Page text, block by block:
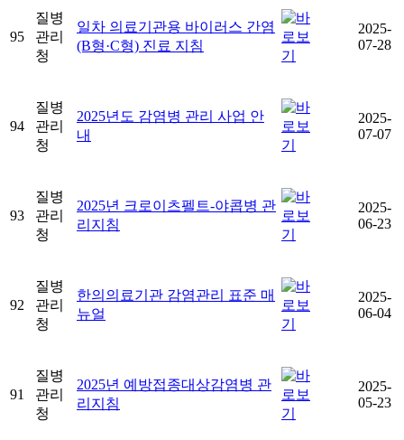
95
질병
관리
청
일차 의료기관용 바이러스 간염
(B형·C형) 진료 지침
2025-
07-28
94
질병
관리
청
2025년도 감염병 관리 사업 안
내
2025-
07-07
93
질병
관리
청
2025년 크로이츠펠트-야콥병 관
리지침
2025-
06-23
92
질병
관리
청
한의의료기관 감염관리 표준 매
뉴얼
2025-
06-04
91
질병
관리
청
2025년 예방접종대상감염병 관
리지침
2025-
05-23